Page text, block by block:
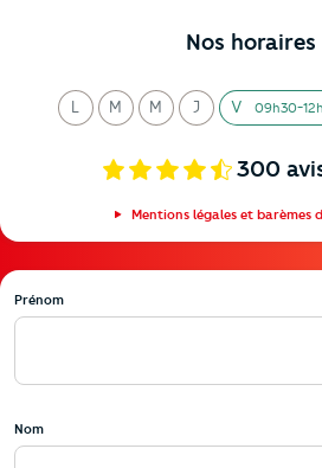
Nos horaires
L
undi
M
ardi
M
ercredi
J
eudi
V
endredi
09h30-
300
Mentions légales et barèmes
Prénom
Nom